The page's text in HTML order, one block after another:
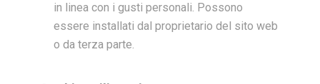
in linea con i gusti personali. Possono
essere installati dal proprietario del sito web
o da terza parte.